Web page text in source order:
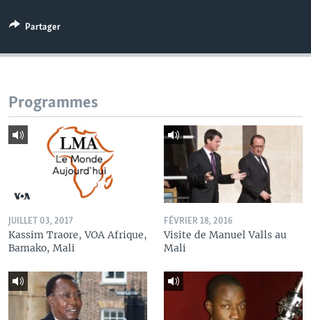
Partager
Programmes
JUILLET 03, 2017
Kassim Traore, VOA Afrique,
Bamako, Mali
FÉVRIER 18, 2016
Visite de Manuel Valls au
Mali